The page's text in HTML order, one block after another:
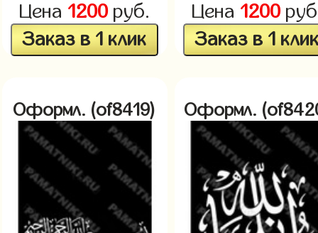
Цена 1200руб.
Заказ в 1 клик
Цена 1200
Заказ в 1
Оформл. (of8419) Оформл.